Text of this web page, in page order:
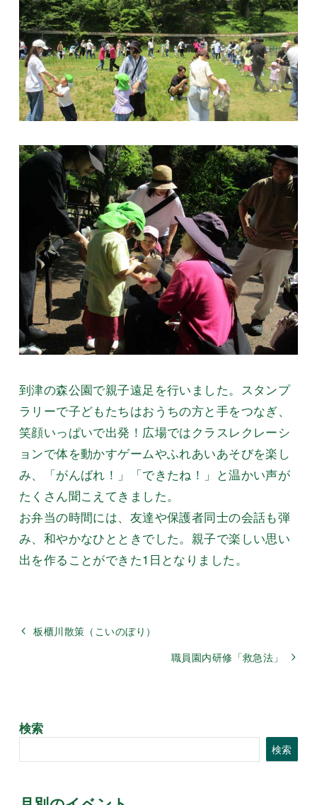
到津の森公園で親子遠足を行いました。スタンプ
ラリーで子どもたちはおうちの方と手をつなぎ、
笑顔いっぱいで出発！広場ではクラスレクレーシ
ョンで体を動かすゲームやふれあいあそびを楽し
み、「がんばれ！」「できたね！」と温かい声が
たくさん聞こえてきました。
お弁当の時間には、友達や保護者同士の会話も弾
み、和やかなひとときでした。親子で楽しい思い
出を作ることができた1日となりました。
板櫃川散策（こいのぼり）
職員園内研修「救急法」
検索
検索